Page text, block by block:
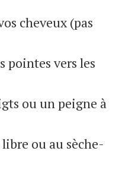
cheveux (pas
pointes vers les
ou un peigne à
ou au sèche-